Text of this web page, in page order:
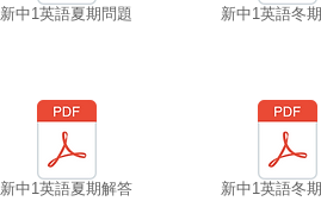
新中1英語夏期問題
新中1英語夏期解答
新中1英語冬
新中1英語冬